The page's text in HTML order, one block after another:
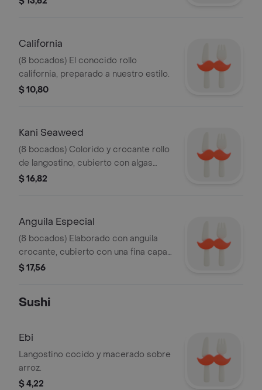
California
(8 bocados) El conocido rollo
california, preparado a nuestro estilo.
$ 10,80
Kani Seaweed
(8 bocados) Colorido y crocante rollo
de langostino, cubierto con algas
marinas, cangrejo y caviar.
$ 16,82
Anguila Especial
(8 bocados) Elaborado con anguila
crocante, cubierto con una fina capa
de aguacate, acompañado con salsa
$ 17,56
Sushi
Ebi
Langostino cocido y macerado sobre
arroz.
$ 4,22